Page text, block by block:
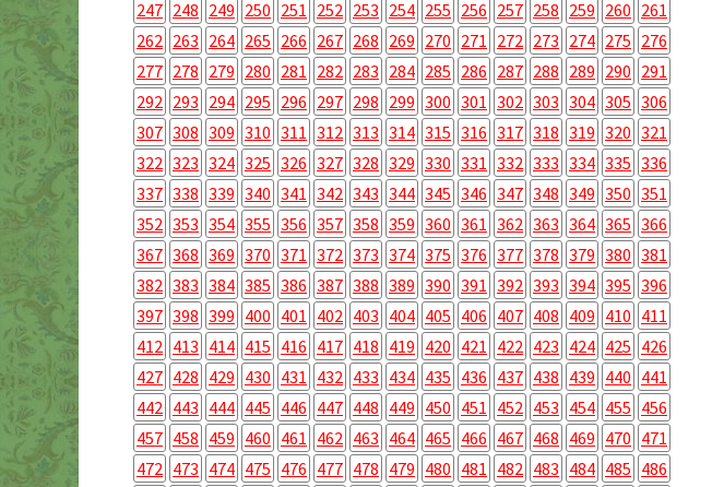
247 248 249 250 251 252 253 254 255 256 257 258 259 260 261
262 263 264 265 266 267 268 269 270 271 272 273 274 275 276
277 278 279 280 281 282 283 284 285 286 287 288 289 290 291
292 293 294 295 296 297 298 299 300 301 302 303 304 305 306
307 308 309 310 311 312 313 314 315 316 317 318 319 320 321
322 323 324 325 326 327 328 329 330 331 332 333 334 335 336
337 338 339 340 341 342 343 344 345 346 347 348 349 350 351
352 353 354 355 356 357 358 359 360 361 362 363 364 365 366
367 368 369 370 371 372 373 374 375 376 377 378 379 380 381
382 383 384 385 386 387 388 389 390 391 392 393 394 395 396
397 398 399 400 401 402 403 404 405 406 407 408 409 410 411
412 413 414 415 416 417 418 419 420 421 422 423 424 425 426
427 428 429 430 431 432 433 434 435 436 437 438 439 440 441
442 443 444 445 446 447 448 449 450 451 452 453 454 455 456
457 458 459 460 461 462 463 464 465 466 467 468 469 470 471
472 473 474 475 476 477 478 479 480 481 482 483 484 485 486